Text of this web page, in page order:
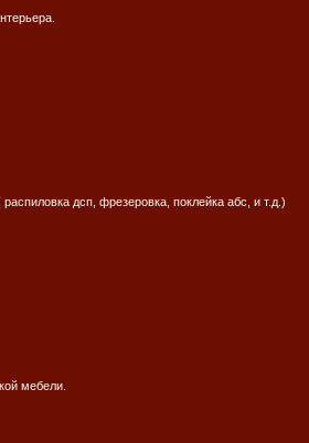
дсп, фрезеровка, поклейка абс, и т.д.)
мебели.